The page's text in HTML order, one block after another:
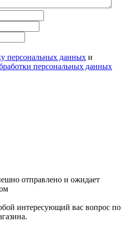
персональных данных и
персональных данных
отправлено и ожидает
интересующий вас вопрос по